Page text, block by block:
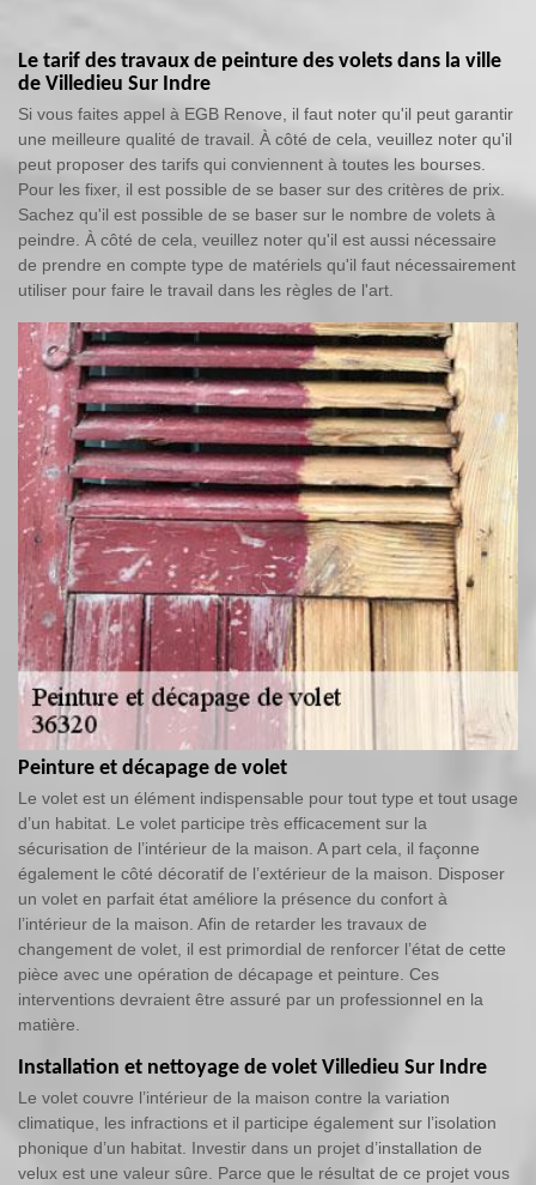
Le tarif des travaux de peinture des volets dans la ville
de Villedieu Sur Indre
Si vous faites appel à EGB Renove, il faut noter qu'il peut garantir
une meilleure qualité de travail. À côté de cela, veuillez noter qu'il
peut proposer des tarifs qui conviennent à toutes les bourses.
Pour les fixer, il est possible de se baser sur des critères de prix.
Sachez qu'il est possible de se baser sur le nombre de volets à
peindre. À côté de cela, veuillez noter qu'il est aussi nécessaire
de prendre en compte type de matériels qu'il faut nécessairement
utiliser pour faire le travail dans les règles de l'art.
Peinture et décapage de volet
Le volet est un élément indispensable pour tout type et tout usage
d’un habitat. Le volet participe très efficacement sur la
sécurisation de l’intérieur de la maison. A part cela, il façonne
également le côté décoratif de l’extérieur de la maison. Disposer
un volet en parfait état améliore la présence du confort à
l’intérieur de la maison. Afin de retarder les travaux de
changement de volet, il est primordial de renforcer l’état de cette
pièce avec une opération de décapage et peinture. Ces
interventions devraient être assuré par un professionnel en la
matière.
Installation et nettoyage de volet Villedieu Sur Indre
Le volet couvre l’intérieur de la maison contre la variation
climatique, les infractions et il participe également sur l’isolation
phonique d’un habitat. Investir dans un projet d’installation de
velux est une valeur sûre. Parce que le résultat de ce projet vous